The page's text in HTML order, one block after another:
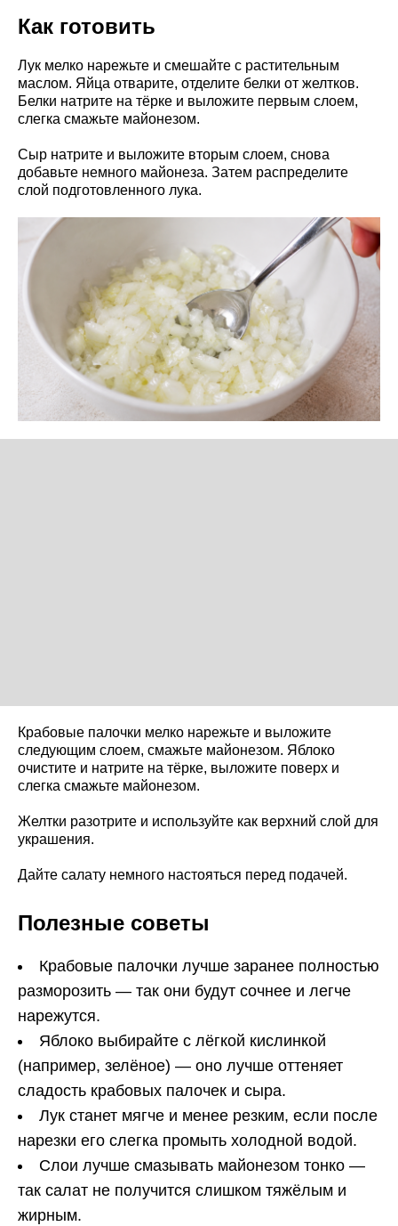
Как готовить
Лук мелко нарежьте и смешайте с растительным
маслом. Яйца отварите, отделите белки от желтков.
Белки натрите на тёрке и выложите первым слоем,
слегка смажьте майонезом.
Сыр натрите и выложите вторым слоем, снова
добавьте немного майонеза. Затем распределите
слой подготовленного лука.
Крабовые палочки мелко нарежьте и выложите
следующим слоем, смажьте майонезом. Яблоко
очистите и натрите на тёрке, выложите поверх и
слегка смажьте майонезом.
Желтки разотрите и используйте как верхний слой для
украшения.
Дайте салату немного настояться перед подачей.
Полезные советы
Крабовые палочки лучше заранее полностью
разморозить — так они будут сочнее и легче
нарежутся.
Яблоко выбирайте с лёгкой кислинкой
(например, зелёное) — оно лучше оттеняет
сладость крабовых палочек и сыра.
Лук станет мягче и менее резким, если после
нарезки его слегка промыть холодной водой.
Слои лучше смазывать майонезом тонко —
так салат не получится слишком тяжёлым и
жирным.